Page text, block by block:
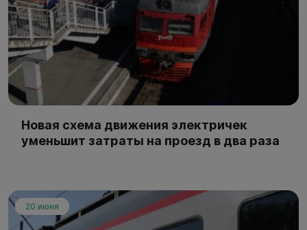
Новая схема движения электричек
уменьшит затраты на проезд в два раза
20 июня